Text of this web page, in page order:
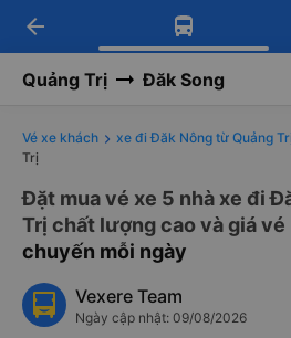
Tải app Vexere
Nhận ưu đãi thành viên
Tải app Vexere
-30k/ghế khi đặt vé
arrow_back
Quảng Trị Đăk Song
Vé xe khách xe đi Đăk Nông từ Quảng Trị
Trị
Đặt mua vé xe 5 nhà xe đi
Trị chất lượng cao và giá
chuyến mỗi ngày
Vexere Team
Ngày cập nhật: 09/08/2026